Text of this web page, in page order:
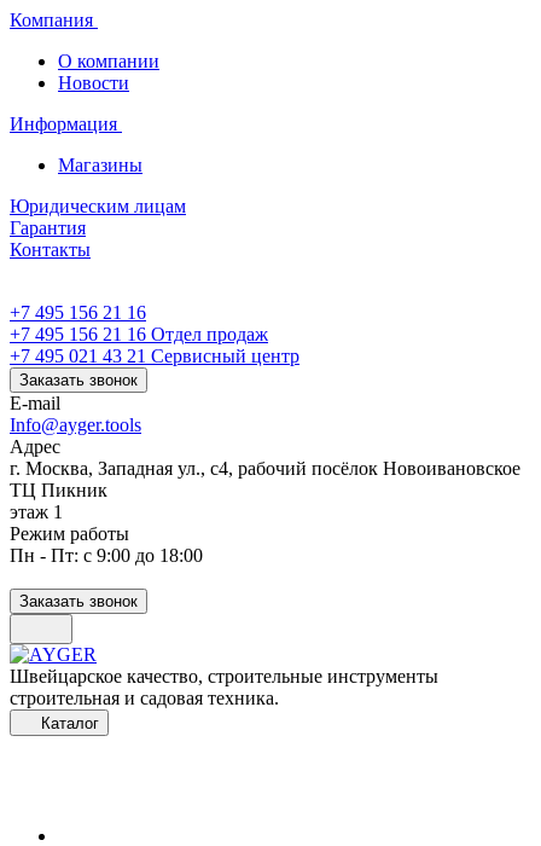
Компания
О компании
Новости
Информация
Магазины
Юридическим лицам
Гарантия
Контакты
+7 495 156 21 16
+7 495 156 21 16 Отдел продаж
+7 495 021 43 21 Cервисный центр
Заказать звонок
E-mail
Info@ayger.tools
Адрес
г. Москва, Западная ул., с4, рабочий посёлок Новоивановское
ТЦ Пикник
этаж 1
Режим работы
Пн - Пт: с 9:00 до 18:00
Заказать звонок
Швейцарское качество, строительные инструменты
строительная и садовая техника.
Каталог